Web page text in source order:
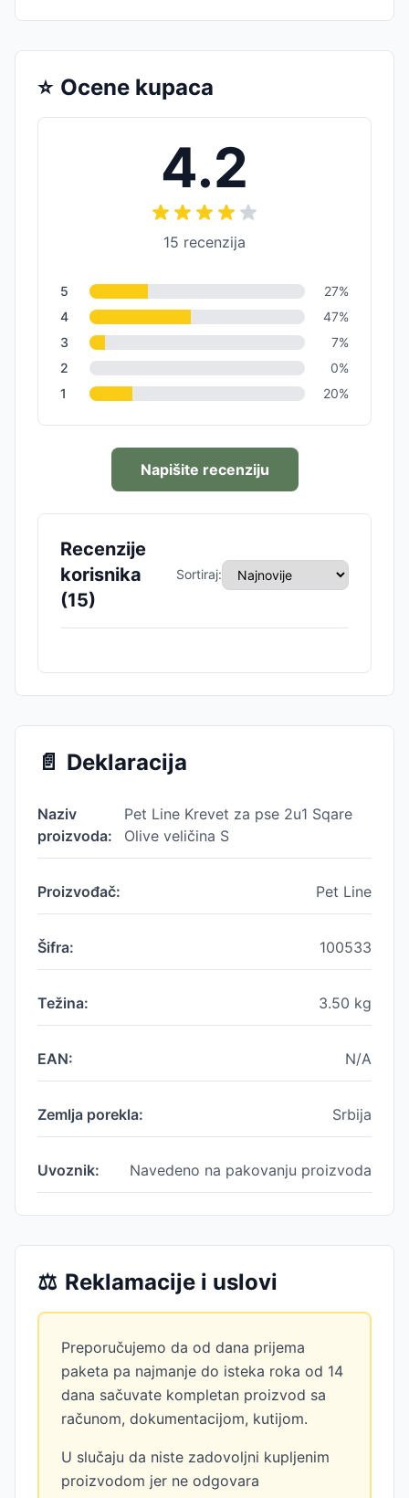
⭐ Ocene kupaca
4.2
15 recenzija
5 27%
4
47%
3
7%
2
0%
1
20%
Napišite recenziju
Recenzije
korisnika
(15)
Sortiraj:
📄 Deklaracija
Naziv
proizvoda:
Pet Line Krevet za pse 2u1 Sqare
Olive veličina S
Proizvođač: Pet Line
Šifra: 100533
Težina: 3.50 kg
EAN: N/A
Zemlja porekla: Srbija
Uvoznik: Navedeno na pakovanju proizvoda
⚖️ Reklamacije i uslovi
Preporučujemo da od dana prijema
paketa pa najmanje do isteka roka od 14
dana sačuvate kompletan proizvod sa
računom, dokumentacijom, kutijom.
U slučaju da niste zadovoljni kupljenim
proizvodom jer ne odgovara